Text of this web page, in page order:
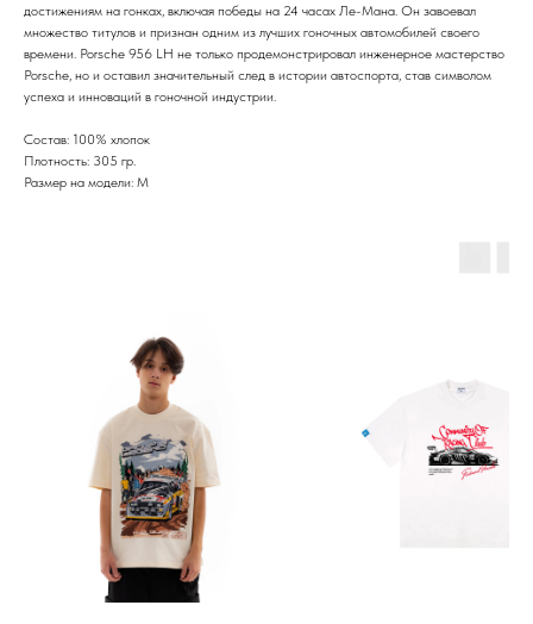
достижениям на гонках, включая победы на 24 часах Ле-Мана. Он завоевал
множество титулов и признан одним из лучших гоночных автомобилей своего
времени. Porsche 956 LH не только продемонстрировал инженерное мастерство
Porsche, но и оставил значительный след в истории автоспорта, став символом
успеха и инноваций в гоночной индустрии.
Состав: 100% хлопок
Плотность: 305 гр.
Размер на модели: М